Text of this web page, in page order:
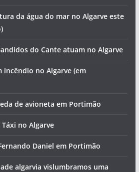
da água do mar no Algarve este
do Cante atuam no Algarve
incêndio no Algarve (em
de avioneta em Portimão
no Algarve
Daniel em Portimão
algarvia vislumbramos uma